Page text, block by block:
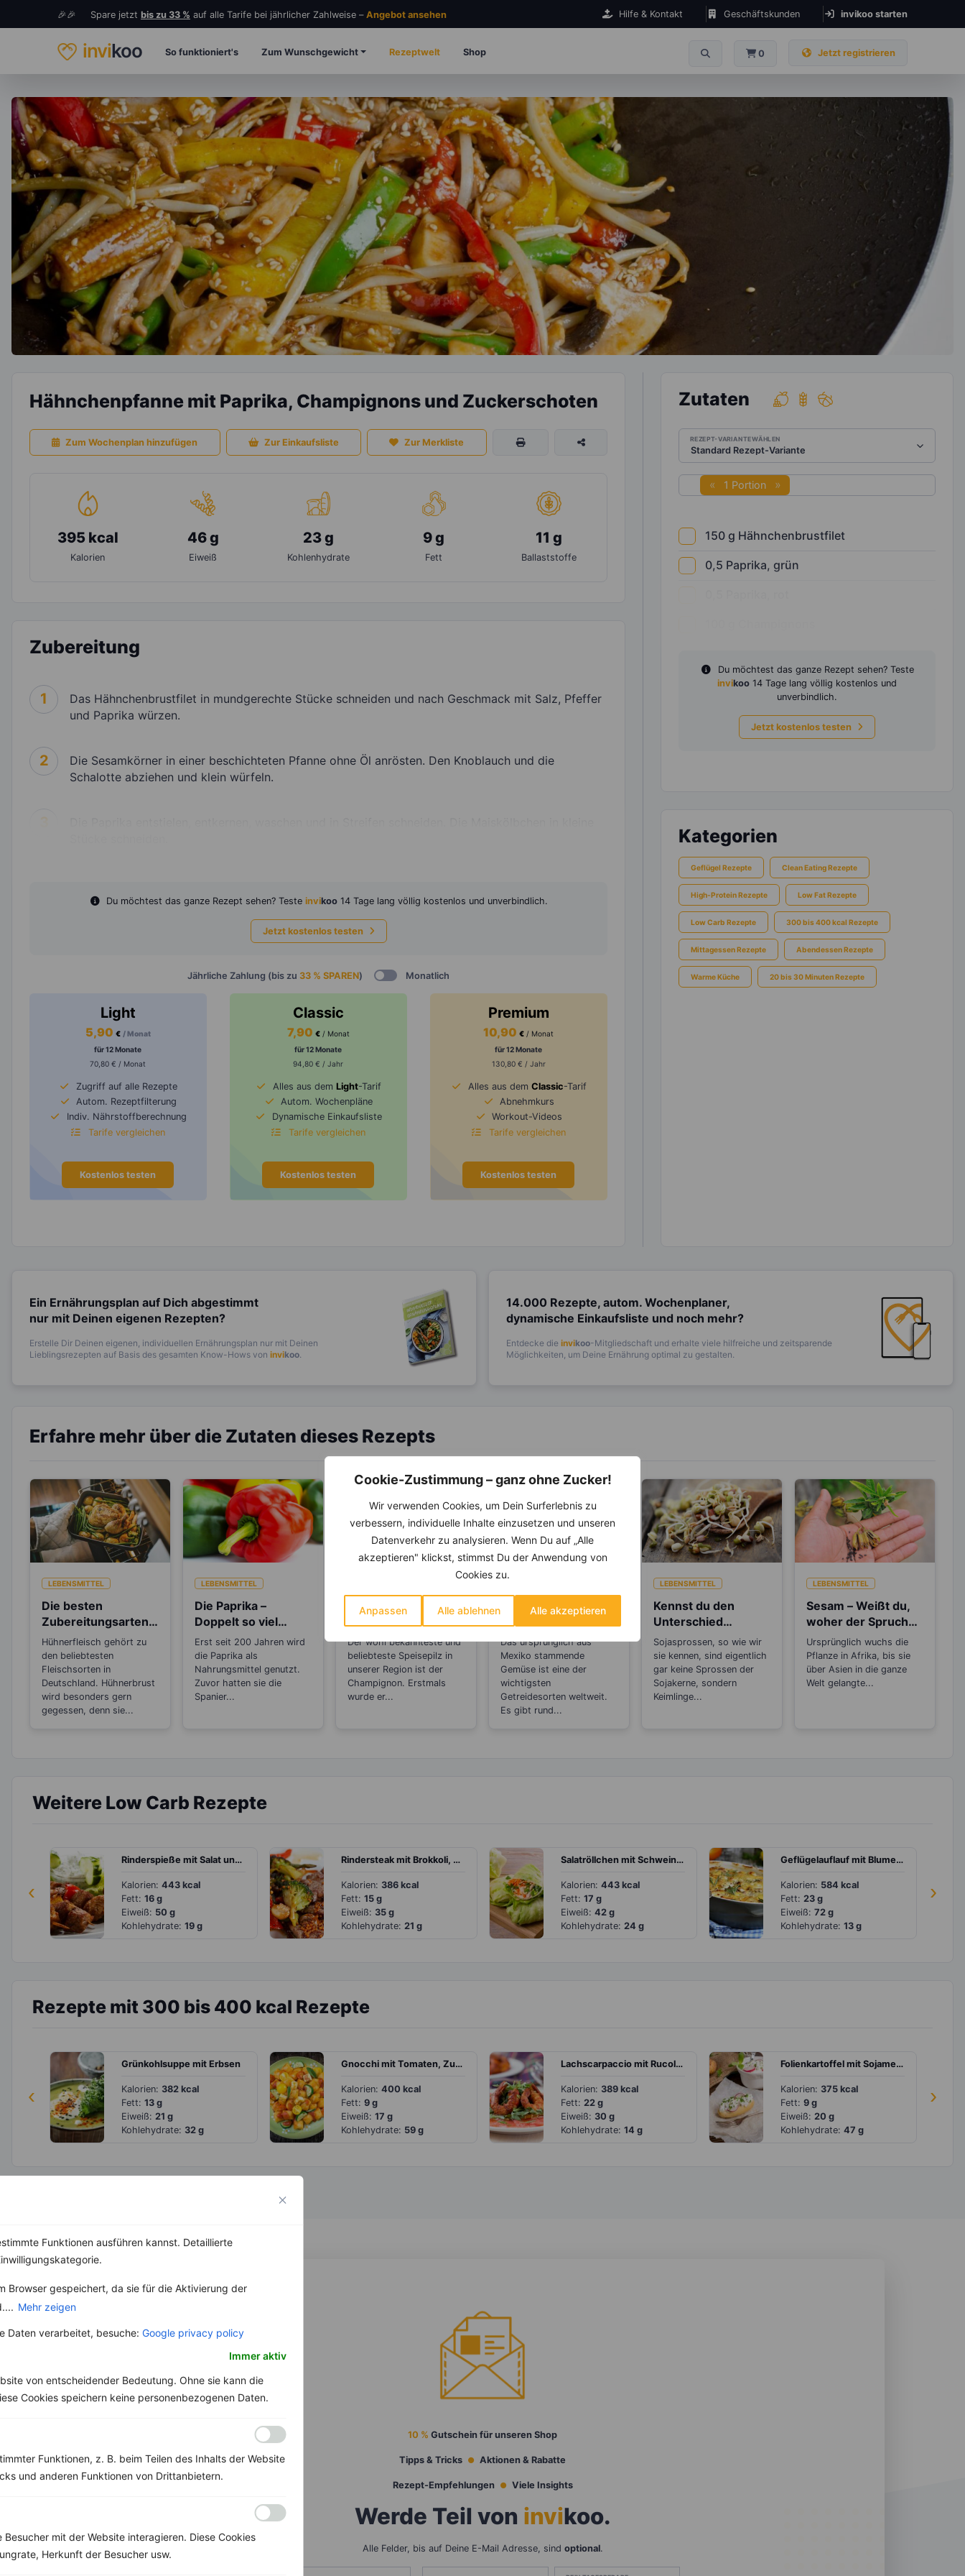
Cookie-Zustimmung – ganz ohne Zucker!
Wir verwenden Cookies, um Dein Surferlebnis zu
verbessern, individuelle Inhalte einzusetzen und unseren
Datenverkehr zu analysieren. Wenn Du auf „Alle
akzeptieren" klickst, stimmst Du der Anwendung von
Cookies zu.
Anpassen Alle ablehnen Alle akzeptieren
Funktionen ausführen kannst. Detaillierte
Browser gespeichert, da sie für die Aktivierung der
Mehr zeigen
Daten verarbeitet, besuche: Google privacy policy
Immer aktiv
von entscheidender Bedeutung. Ohne sie kann die
Cookies speichern keine personenbezogenen Daten.
Funktionen, z. B. beim Teilen des Inhalts der Website
und anderen Funktionen von Drittanbietern.
mit der Website interagieren. Diese Cookies
Herkunft der Besucher usw.
🎉🎉 Spare jetzt bis zu 33 % auf alle Tarife bei jährlicher Zahlweise – Angebot ansehen Hilfe & Kontakt Geschäftskunden invikoo starten
invikoo So funktioniert's Zum Wunschgewicht Rezeptwelt Shop 0 Jetzt registrieren
Hähnchenpfanne mit Paprika, Champignons und Zuckerschoten
Zum Wochenplan hinzufügen Zur Einkaufsliste Zur Merkliste
395 kcal
Kalorien
46 g
Eiweiß
23 g
Kohlenhydrate
9 g
Fett
11 g
Ballaststoffe
Zubereitung
1
Das Hähnchenbrustfilet in mundgerechte Stücke schneiden und nach Geschmack mit Salz, Pfeffer
und Paprika würzen.
2
Die Sesamkörner in einer beschichteten Pfanne ohne Öl anrösten. Den Knoblauch und die
Schalotte abziehen und klein würfeln.
Du möchtest das ganze Rezept sehen? Teste invikoo 14 Tage lang völlig kostenlos und unverbindlich.
Jetzt kostenlos testen
Jährliche Zahlung (bis zu 33 % SPAREN) Monatlich
Light
5,90 € / Monat
für 12 Monate
70,80 € / Monat
Zugriff auf alle Rezepte
Autom. Rezeptfilterung
Indiv. Nährstoffberechnung
Tarife vergleichen
Kostenlos testen
Classic
7,90 € / Monat
für 12 Monate
94,80 € / Jahr
Alles aus dem Light-Tarif
Autom. Wochenpläne
Dynamische Einkaufsliste
Tarife vergleichen
Kostenlos testen
Premium
10,90€ / Monat
für 12 Monate
130,80 € / Jahr
Alles aus dem Classic-Tarif
Abnehmkurs
Workout-Videos
Tarife vergleichen
Kostenlos testen
Zutaten
REZEPT-VARIANTE WÄHLEN
1 Portion
150 g Hähnchenbrustfilet
0,5 Paprika, grün
Du möchtest das ganze Rezept sehen? Teste
invikoo 14 Tage lang völlig kostenlos und
unverbindlich.
Jetzt kostenlos testen
Kategorien
Geflügel Rezepte Clean Eating Rezepte
High-Protein Rezepte Low Fat Rezepte
Low Carb Rezepte 300 bis 400 kcal Rezepte
Mittagessen Rezepte Abendessen Rezepte
Warme Küche 20 bis 30 Minuten Rezepte
Ein Ernährungsplan auf Dich abgestimmt
nur mit Deinen eigenen Rezepten?
Erstelle Dir Deinen eigenen, individuellen Ernährungsplan nur mit Deinen
Lieblingsrezepten auf Basis des gesamten Know-Hows von invikoo.
14.000 Rezepte, autom. Wochenplaner,
dynamische Einkaufsliste und noch mehr?
Entdecke die invikoo-Mitgliedschaft und erhalte viele hilfreiche und zeitsparende
Möglichkeiten, um Deine Ernährung optimal zu gestalten.
Erfahre mehr über die Zutaten dieses Rezepts
LEBENSMITTEL
Die besten
Zubereitungsarten
für Hühnerfleisch
Hühnerfleisch gehört zu
den beliebtesten
Fleischsorten in
Deutschland. Hühnerbrust
wird besonders gern
gegessen, denn sie...
LEBENSMITTEL
Die Paprika –
Doppelt so viel
Vitamin C, wie die
Zitrone
Erst seit 200 Jahren wird
die Paprika als
Nahrungsmittel genutzt.
Zuvor hatten sie die
Spanier...
Bremsen
Champignons den
aus?
Der wohl bekannteste und
beliebteste Speisepilz in
unserer Region ist der
Champignon. Erstmals
wurde er...
Mais – mehr als nur
Das ursprünglich aus
Mexiko stammende
Gemüse ist eine der
wichtigsten
Getreidesorten weltweit.
Es gibt rund...
LEBENSMITTEL
Kennst du den
Unterschied
zwischen
Sojasprossen und
Mungbohnen-
Keimlingen?
Sojasprossen, so wie wir
sie kennen, sind eigentlich
gar keine Sprossen der
Sojakerne, sondern
Keimlinge...
LEBENSMITTEL
Sesam – Weißt du,
woher der Spruch
„Sesam öffne dich“
kommt?
Ursprünglich wuchs die
Pflanze in Afrika, bis sie
über Asien in die ganze
Welt gelangte...
Weitere Low Carb Rezepte
‹ ›
Rinderspieße mit Salat und Kräuterdip
Kalorien: 443 kcal
Fett: 16 g
Eiweiß: 50 g
Kohlehydrate: 19 g
Rindersteak mit Brokkoli, Spargel, Paprika und Senfsauce
Kalorien: 386 kcal
Fett: 15 g
Eiweiß: 35 g
Kohlehydrate: 21 g
Salatröllchen mit Schweinebratenaufschnitt
Kalorien: 443 kcal
Fett: 17 g
Eiweiß: 42 g
Kohlehydrate: 24 g
Geflügelauflauf mit Blumenkohl, Paprika und Feta
Kalorien: 584 kcal
Fett: 23 g
Eiweiß: 72 g
Kohlehydrate: 13 g
Rezepte mit 300 bis 400 kcal Rezepte
‹ ›
Grünkohlsuppe mit Erbsen
Kalorien: 382 kcal
Fett: 13 g
Eiweiß: 21 g
Kohlehydrate: 32 g
Gnocchi mit Tomaten, Zucchini und Tofu
Kalorien: 400 kcal
Fett: 9 g
Eiweiß: 17 g
Kohlehydrate: 59 g
Lachscarpaccio mit Rucola, Garnelen und Knoblauchquarkbrot
Kalorien: 389 kcal
Fett: 22 g
Eiweiß: 30 g
Kohlehydrate: 14 g
Folienkartoffel mit Sojameerrettichquark und Radieschen
Kalorien: 375 kcal
Fett: 9 g
Eiweiß: 20 g
Kohlehydrate: 47 g
10 % Gutschein für unseren Shop
Tipps & Tricks Aktionen & Rabatte
Rezept-Empfehlungen Viele Insights
Werde Teil von invikoo.
Alle Felder, bis auf Deine E-Mail Adresse, sind optional.